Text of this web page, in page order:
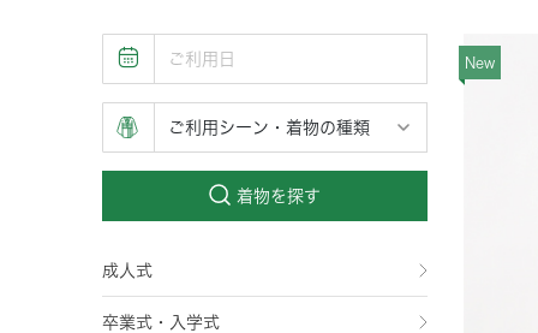
着物を探す
成人式
卒業式・入学式
New